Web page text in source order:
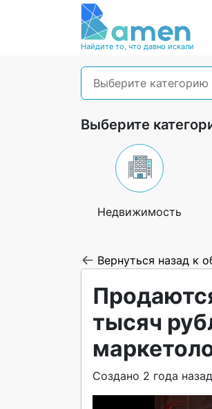
Найдите то, что давно искали
Выберите категорию
Выберите
Недвижимость
Вернуться назад к
тысяч
Создано 2 года назад